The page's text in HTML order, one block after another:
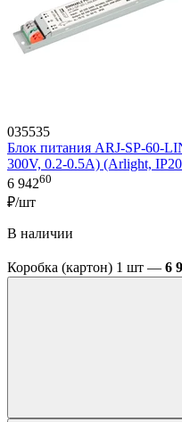
035535
Блок питания ARJ-SP-60-
300V, 0.2-0.5A) (Arlight,
6 94260
₽/шт
В наличии
Коробка (картон) 1 шт — 6